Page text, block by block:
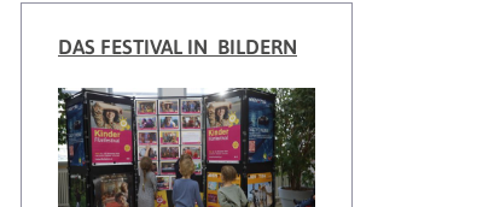
DAS FESTIVAL IN BILDERN